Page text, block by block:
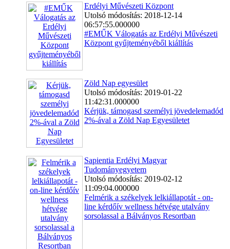
Erdélyi Művészeti Központ
Utolsó módosítás: 2018-12-14
06:57:55.000000
#EMŰK Válogatás az Erdélyi Művészeti
Központ gyűjteményéből kiállítás
Zöld Nap egyesület
Utolsó módosítás: 2019-01-22
11:42:31.000000
Kérjük, támogasd személyi jövedelemadód
2%-ával a Zöld Nap Egyesületet
Sapientia Erdélyi Magyar
Tudományegyetem
Utolsó módosítás: 2019-02-12
11:09:04.000000
Felmérik a székelyek lelkiállapotát - on-
line kérdőív wellness hétvége utalvány
sorsolassal a Bálványos Resortban